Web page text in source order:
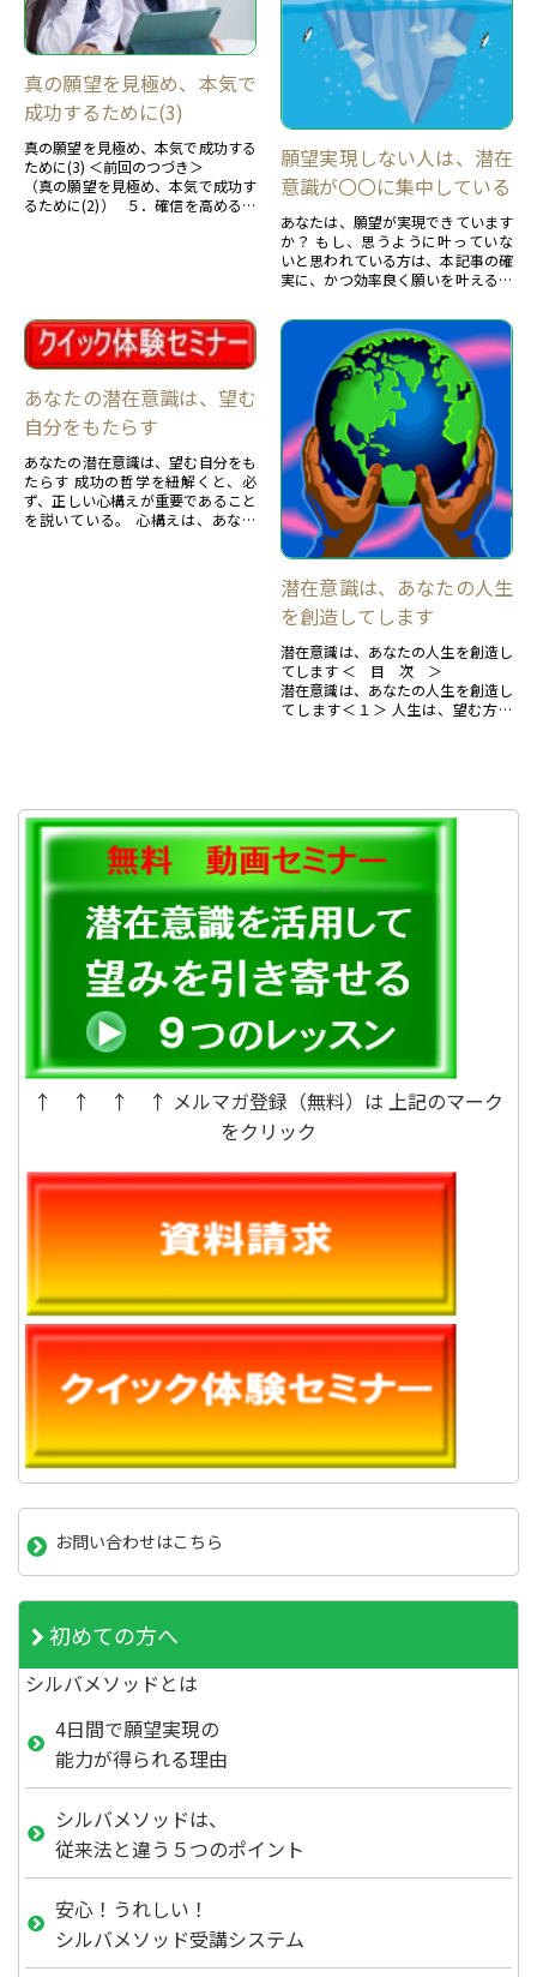
真の願望を見極め、本気で
成功するために(3)
真の願望を見極め、本気で成功する
ために(3) ＜前回のつづき＞
（真の願望を見極め、本気で成功す
るために(2)） ５．確信を高めるひ
願望実現しない人は、潜在
意識が〇〇に集中している
あなたは、願望が実現できています
か？ もし、思うように叶っていな
いと思われている方は、本記事の確
実に、かつ効率良く願いを叶える潜
−−−−−−−−−−−...
あなたの潜在意識は、望む
自分をもたらす
あなたの潜在意識は、望む自分をも
たらす 成功の哲学を紐解くと、必
ず、正しい心構えが重要であること
を説いている。 心構えは、あなた
潜在意識は、あなたの人生
を創造してします
潜在意識は、あなたの人生を創造し
てします ＜ 目 次 ＞
潜在意識は、あなたの人生を創造し
てします＜１＞ 人生は、望む方向
↑ ↑ ↑ ↑ メルマガ登録（無料）は 上記のマーク
をクリック
お問い合わせはこちら
初めての方へ
シルバメソッドとは
4日間で願望実現の
能力が得られる理由
シルバメソッドは、
従来法と違う５つのポイント
安心！うれしい！
シルバメソッド受講システム